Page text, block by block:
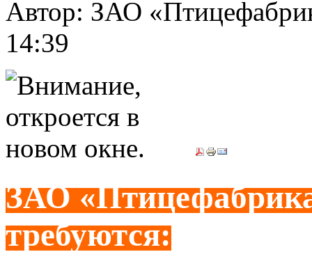
Автор: ЗАО
14:39
ЗАО
требуются: